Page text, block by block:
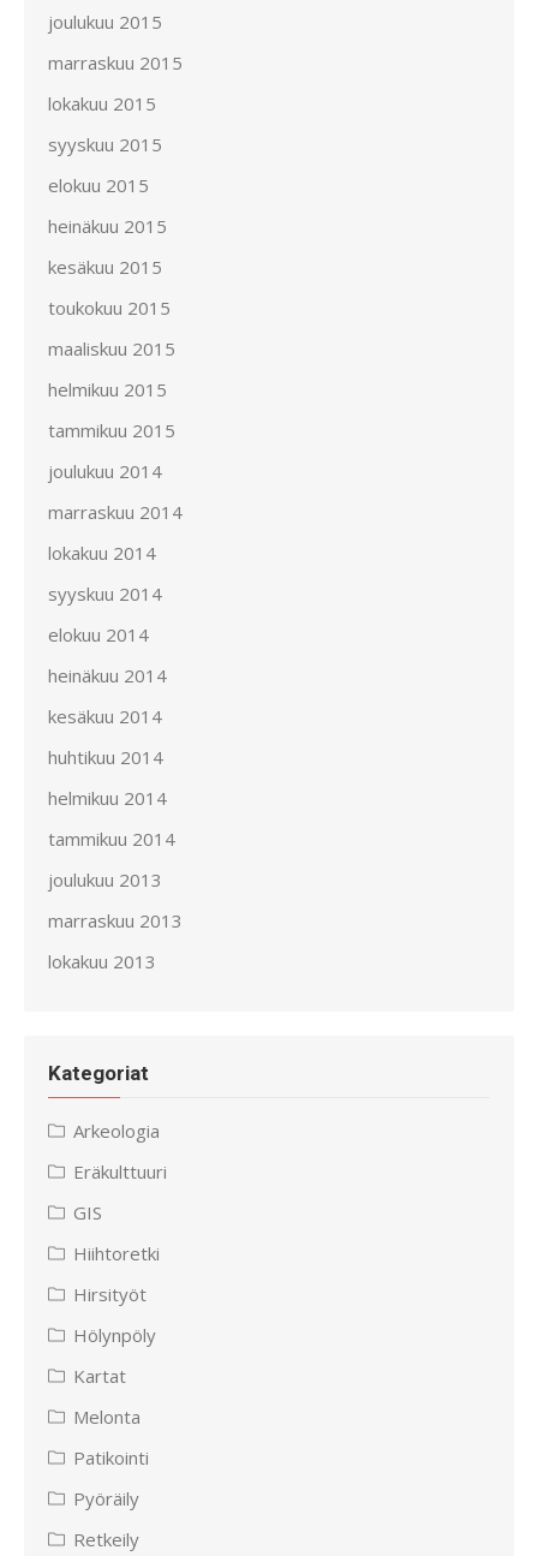
joulukuu 2015
marraskuu 2015
lokakuu 2015
syyskuu 2015
elokuu 2015
heinäkuu 2015
kesäkuu 2015
toukokuu 2015
maaliskuu 2015
helmikuu 2015
tammikuu 2015
joulukuu 2014
marraskuu 2014
lokakuu 2014
syyskuu 2014
elokuu 2014
heinäkuu 2014
kesäkuu 2014
huhtikuu 2014
helmikuu 2014
tammikuu 2014
joulukuu 2013
marraskuu 2013
lokakuu 2013
Kategoriat
Arkeologia
Eräkulttuuri
GIS
Hiihtoretki
Hirsityöt
Hölynpöly
Kartat
Melonta
Patikointi
Pyöräily
Retkeily